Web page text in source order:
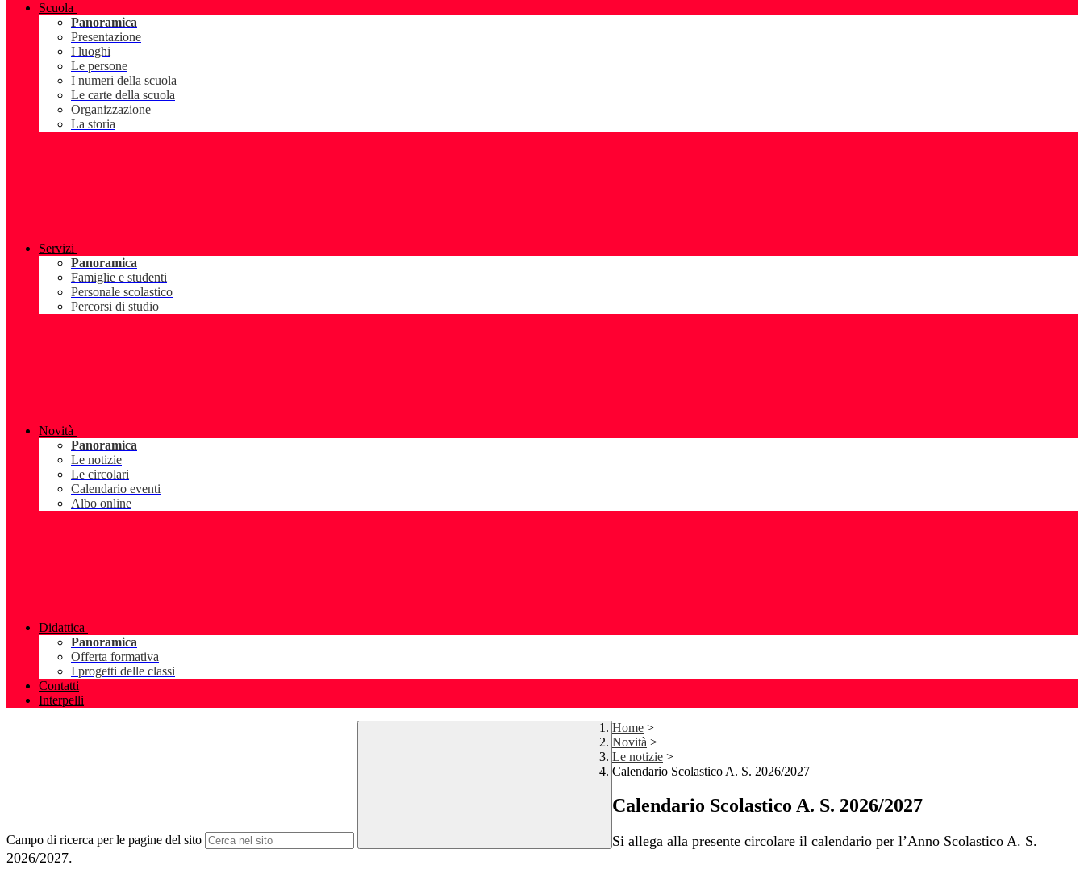
Scuola
Panoramica
Presentazione
I luoghi
Le persone
I numeri della scuola
Le carte della scuola
Organizzazione
La storia
Servizi
Panoramica
Famiglie e studenti
Personale scolastico
Percorsi di studio
Novità
Panoramica
Le notizie
Le circolari
Calendario eventi
Albo online
Didattica
Panoramica
Offerta formativa
I progetti delle classi
Contatti
Interpelli
Campo di ricerca per le pagine del sito
Home >
Novità >
Le notizie >
Calendario Scolastico A. S. 2026/2027
Calendario Scolastico A. S. 2026/2027
Si allega alla presente circolare il calendario per l’Anno Scolastico A. S.
2026/2027.